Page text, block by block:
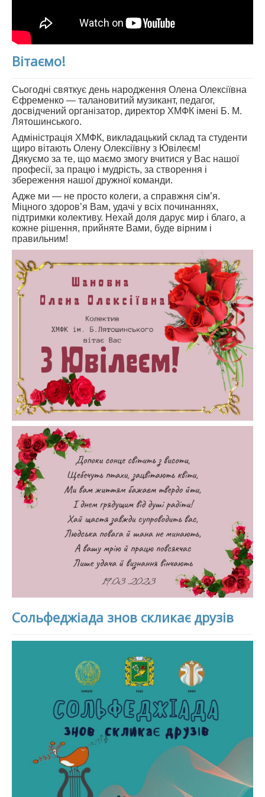
Вітаємо!
Сьогодні святкує день народження Олена Олексіївна
Єфременко — талановитий музикант, педагог,
досвідчений організатор, директор ХМФК імені Б. М.
Лятошинського.
Адміністрація ХМФК, викладацький склад та студенти
щиро вітають Олену Олексіївну з Ювілеєм!
Дякуємо за те, що маємо змогу вчитися у Вас нашої
професії, за працю і мудрість, за створення і
збереження нашої дружної команди.
Адже ми — не просто колеги, а справжня сім’я.
Міцного здоров’я Вам, удачі у всіх починаннях,
підтримки колективу. Нехай доля дарує мир і благо, а
кожне рішення, прийняте Вами, буде вірним і
правильним!
Сольфеджіада знов скликає друзів